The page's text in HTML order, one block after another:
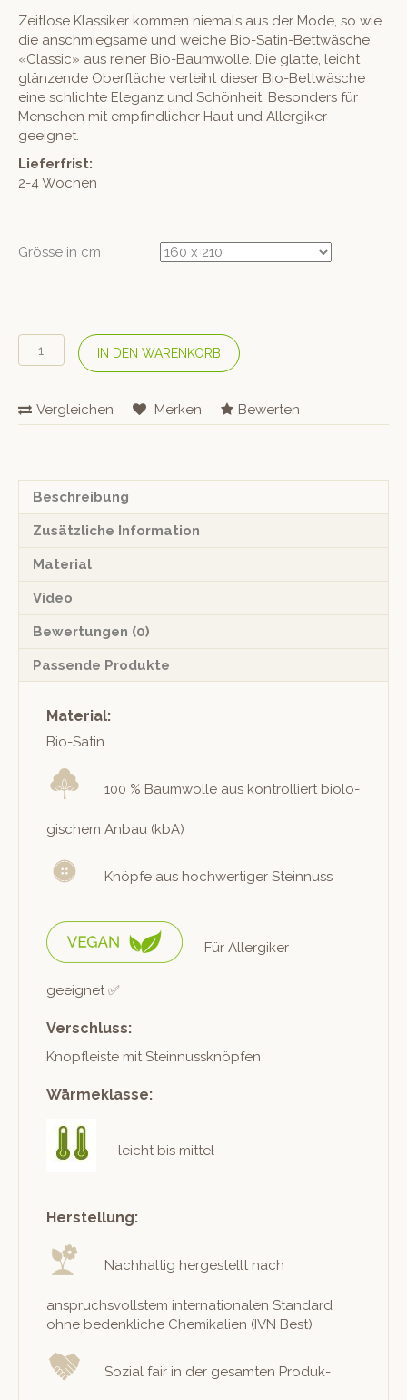
Zeitlose Klassiker kommen niemals aus der Mode, so wie
die anschmiegsame und weiche Bio-Satin-Bettwäsche
«Classic» aus reiner Bio-Baumwolle. Die glatte, leicht
glänzende Oberfläche verleiht dieser Bio-Bettwäsche
eine schlichte Eleganz und Schönheit. Besonders für
Menschen mit empfindlicher Haut und Allergiker
geeignet.
Lieferfrist:
2-4 Wochen
Grösse in cm
COTONEA
Bio
Bettwäsche
«Classic»
IN DEN WARENKORB
Vergleichen Merken Bewerten
Beschreibung
Zusätzliche Information
Material
Video
Bewertungen (0)
Passende Produkte
Material:
Bio-Satin
100 % Baum­wolle aus kon­trol­liert biol­o­
gis­chem Anbau (kbA)
Knöpfe aus hochw­er­tiger Steinnuss
Für Allergik­er
geeignet ✅
Verschluss:
Knopfleiste mit Steinnussknöpfen
Wärmeklasse:
leicht bis mittel
Herstellung:
Nach­haltig hergestellt nach
anspruchsvoll­stem inter­na­tionalen Stan­dard
ohne beden­kliche Chemikalien (IVN Best)
Sozial fair in der gesamten Pro­duk­